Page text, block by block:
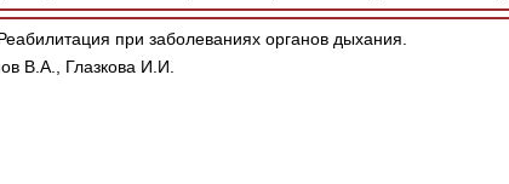
при заболеваниях органов дыхания.
В.А., Глазкова И.И.